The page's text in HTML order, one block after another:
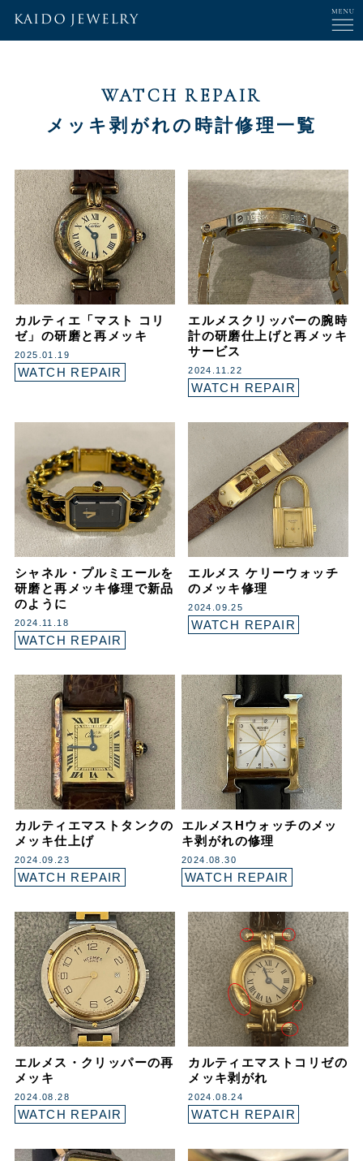
WATCH REPAIR
メッキ剥がれの時計修理一覧
カルティエ「マスト コリ
ゼ」の研磨と再メッキ
2025.01.19
WATCH REPAIR
エルメスクリッパーの腕時
計の研磨仕上げと再メッキ
サービス
2024.11.22
WATCH REPAIR
シャネル・プルミエールを
研磨と再メッキ修理で新品
のように
2024.11.18
WATCH REPAIR
エルメス ケリーウォッチ
のメッキ修理
2024.09.25
WATCH REPAIR
カルティエマストタンクの
メッキ仕上げ
2024.09.23
WATCH REPAIR
エルメスHウォッチのメッ
キ剥がれの修理
2024.08.30
WATCH REPAIR
エルメス・クリッパーの再
メッキ
2024.08.28
WATCH REPAIR
カルティエマストコリゼの
メッキ剥がれ
2024.08.24
WATCH REPAIR